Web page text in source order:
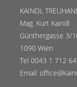
KAINDL
Mag. Kurt Kaindl
Günthergasse 3/
1090 Wien
Tel 0043 1 712
Email: